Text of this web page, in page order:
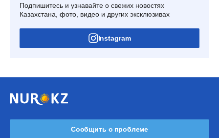
Подпишитесь и узнавайте о свежих новостях
Казахстана, фото, видео и других эксклюзивах
Instagram
Сообщить о проблеме